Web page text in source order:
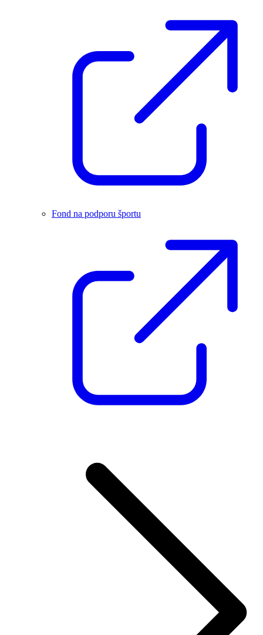
Fond na podporu športu